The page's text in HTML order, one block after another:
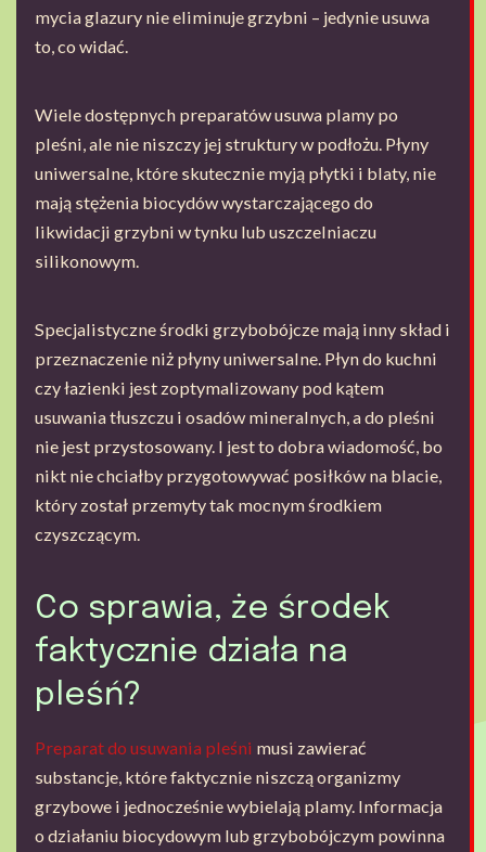
mycia glazury nie eliminuje grzybni – jedynie usuwa
to, co widać.
Wiele dostępnych preparatów usuwa plamy po
pleśni, ale nie niszczy jej struktury w podłożu. Płyny
uniwersalne, które skutecznie myją płytki i blaty, nie
mają stężenia biocydów wystarczającego do
likwidacji grzybni w tynku lub uszczelniaczu
silikonowym.
Specjalistyczne środki grzybobójcze mają inny skład i
przeznaczenie niż płyny uniwersalne. Płyn do kuchni
czy łazienki jest zoptymalizowany pod kątem
usuwania tłuszczu i osadów mineralnych, a do pleśni
nie jest przystosowany. I jest to dobra wiadomość, bo
nikt nie chciałby przygotowywać posiłków na blacie,
który został przemyty tak mocnym środkiem
czyszczącym.
Co sprawia, że środek
faktycznie działa na
pleśń?
Preparat do usuwania pleśni musi zawierać
substancje, które faktycznie niszczą organizmy
grzybowe i jednocześnie wybielają plamy. Informacja
o działaniu biocydowym lub grzybobójczym powinna